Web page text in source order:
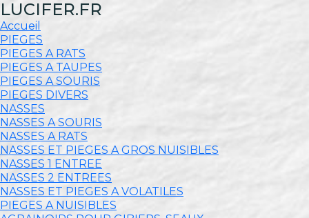
LUCIFER.FR
Accueil
PIEGES
PIEGES A RATS
PIEGES A TAUPES
PIEGES A SOURIS
PIEGES DIVERS
NASSES
NASSES A SOURIS
NASSES A RATS
NASSES ET PIEGES A GROS NUISIBLES
NASSES 1 ENTREE
NASSES 2 ENTREES
NASSES ET PIEGES A VOLATILES
PIEGES A NUISIBLES